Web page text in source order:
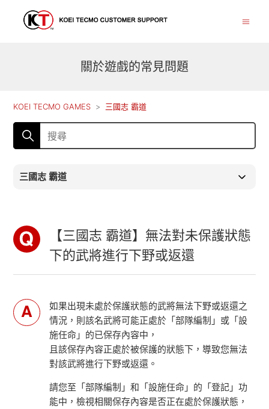
關於遊戲的常見問題
KOEI TECMO GAMES 三國志 霸道
三國志 霸道
【三國志 霸道】無法對未保護狀態
下的武將進行下野或返還
如果出現未處於保護狀態的武將無法下野或返還之
情況，則該名武將可能正處於「部隊編制」或「設
施任命」的已保存內容中，
且該保存內容正處於被保護的狀態下，導致您無法
對該武將進行下野或返還。
請您至「部隊編制」和「設施任命」的「登記」功
能中，檢視相關保存內容是否正在處於保護狀態，